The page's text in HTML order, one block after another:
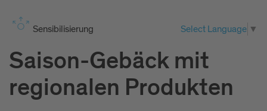
Sen­si­bi­li­sie­rung Select Language ▼
Saison-Gebäck mit
regionalen Produkten